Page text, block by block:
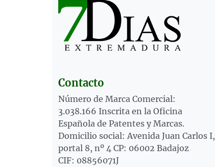
Contacto
Número de Marca Comercial:
3.038.166 Inscrita en la Oficina
Española de Patentes y Marcas.
Domicilio social: Avenida Juan Carlos I,
portal 8, nº 4 CP: 06002 Badajoz
CIF: 08856071J